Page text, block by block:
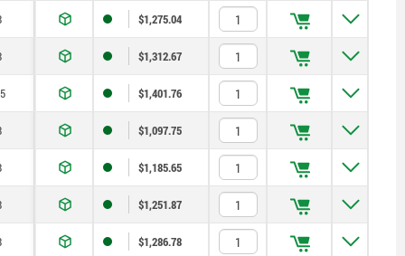
$1,275.04
$1,312.67
$1,401.76
$1,097.75
$1,185.65
$1,251.87
$1,286.78